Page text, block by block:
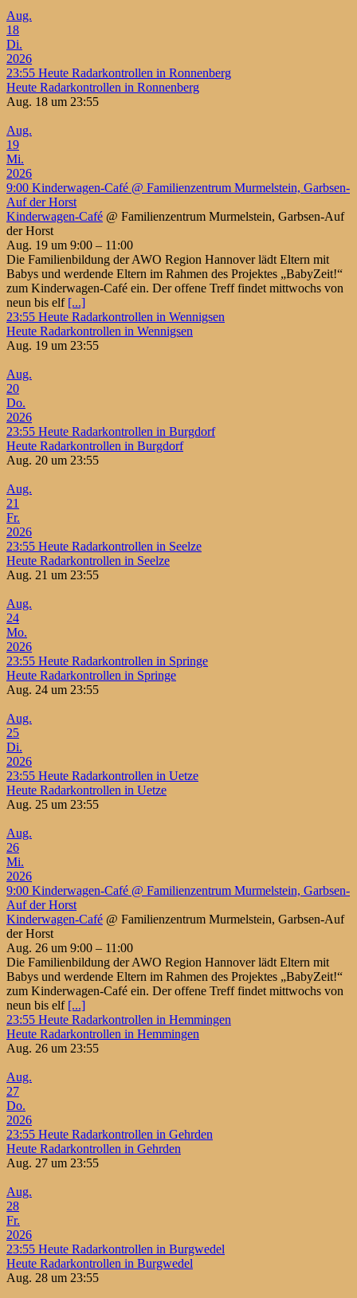
Aug.
18
Di.
2026
23:55 Heute Radarkontrollen in Ronnenberg
Heute Radarkontrollen in Ronnenberg
Aug. 18 um 23:55
Aug.
19
Mi.
2026
9:00 Kinderwagen-Café @ Familienzentrum Murmelstein, Garbsen-
Auf der Horst
Kinderwagen-Café @ Familienzentrum Murmelstein, Garbsen-Auf
der Horst
Aug. 19 um 9:00 – 11:00
Die Familienbildung der AWO Region Hannover lädt Eltern mit
Babys und werdende Eltern im Rahmen des Projektes „BabyZeit!“
zum Kinderwagen-Café ein. Der offene Treff findet mittwochs von
neun bis elf [...]
23:55 Heute Radarkontrollen in Wennigsen
Heute Radarkontrollen in Wennigsen
Aug. 19 um 23:55
Aug.
20
Do.
2026
23:55 Heute Radarkontrollen in Burgdorf
Heute Radarkontrollen in Burgdorf
Aug. 20 um 23:55
Aug.
21
Fr.
2026
23:55 Heute Radarkontrollen in Seelze
Heute Radarkontrollen in Seelze
Aug. 21 um 23:55
Aug.
24
Mo.
2026
23:55 Heute Radarkontrollen in Springe
Heute Radarkontrollen in Springe
Aug. 24 um 23:55
Aug.
25
Di.
2026
23:55 Heute Radarkontrollen in Uetze
Heute Radarkontrollen in Uetze
Aug. 25 um 23:55
Aug.
26
Mi.
2026
9:00 Kinderwagen-Café @ Familienzentrum Murmelstein, Garbsen-
Auf der Horst
Kinderwagen-Café @ Familienzentrum Murmelstein, Garbsen-Auf
der Horst
Aug. 26 um 9:00 – 11:00
Die Familienbildung der AWO Region Hannover lädt Eltern mit
Babys und werdende Eltern im Rahmen des Projektes „BabyZeit!“
zum Kinderwagen-Café ein. Der offene Treff findet mittwochs von
neun bis elf [...]
23:55 Heute Radarkontrollen in Hemmingen
Heute Radarkontrollen in Hemmingen
Aug. 26 um 23:55
Aug.
27
Do.
2026
23:55 Heute Radarkontrollen in Gehrden
Heute Radarkontrollen in Gehrden
Aug. 27 um 23:55
Aug.
28
Fr.
2026
23:55 Heute Radarkontrollen in Burgwedel
Heute Radarkontrollen in Burgwedel
Aug. 28 um 23:55